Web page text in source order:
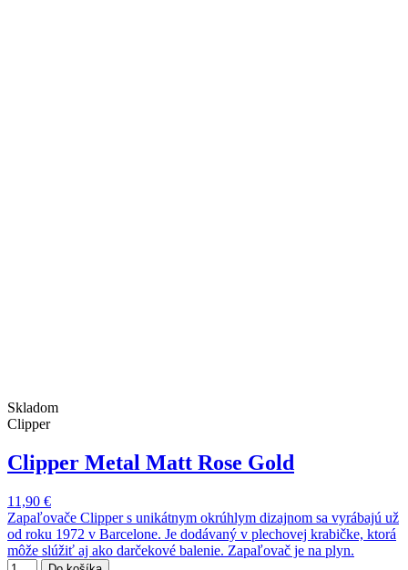
Skladom
Clipper
Clipper Metal Matt Rose Gold
11,90 €
Zapaľovače Clipper s unikátnym okrúhlym dizajnom sa vyrábajú už
od roku 1972 v Barcelone. Je dodávaný v plechovej krabičke, ktorá
môže slúžiť aj ako darčekové balenie. Zapaľovač je na plyn.